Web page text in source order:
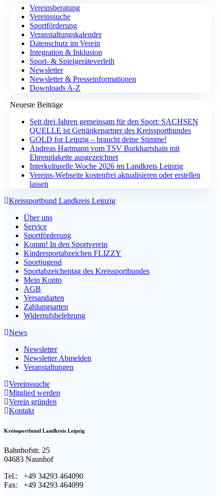
Vereinsberatung
Vereinssuche
Sportförderung
Veranstaltungskalender
Datenschutz im Verein
Integration & Inklusion
Sport- & Spielgeräteverleih
Newsletter
Newsletter & Presseinformationen
Downloads A-Z
Neueste Beiträge
Seit drei Jahren gemeinsam für den Sport: SACHSEN
QUELLE ist Getränkepartner des Kreissportbundes
GOLD for Leipzig – braucht deine Stimme!
Andreas Hartmann vom TSV Burkhartshain mit
Ehrenplakette ausgezeichnet
Interkulturelle Woche 2026 im Landkreis Leipzig
Vereins-Webseite kostenfrei aktualisieren oder erstellen
lassen
Kreissportbund Landkreis Leipzig
Über uns
Service
Sportförderung
Komm! In den Sportverein
Kindersportabzeichen FLIZZY
Sportjugend
Sportabzeichentag des Kreissportbundes
Mein Konto
AGB
Versandarten
Zahlungsarten
Widerrufsbelehrung
News
Newsletter
Newsletter Abmelden
Veranstaltungen
Vereinssuche
Mitglied werden
Verein gründen
Kontakt
Kreissportbund Landkreis Leipzig
Bahnhofstr. 25
04683 Naunhof
Tel.: +49 34293 464090
Fax: +49 34293 464099